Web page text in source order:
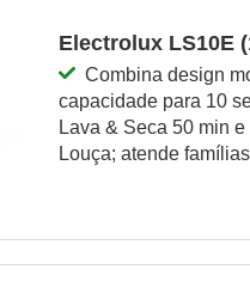
Electrolux LS10E
Combina design
capacidade para 10
Lava & Seca 50 min
Louça; atende